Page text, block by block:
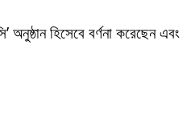
অনুষ্ঠান হিসেবে বর্ণনা করেছেন